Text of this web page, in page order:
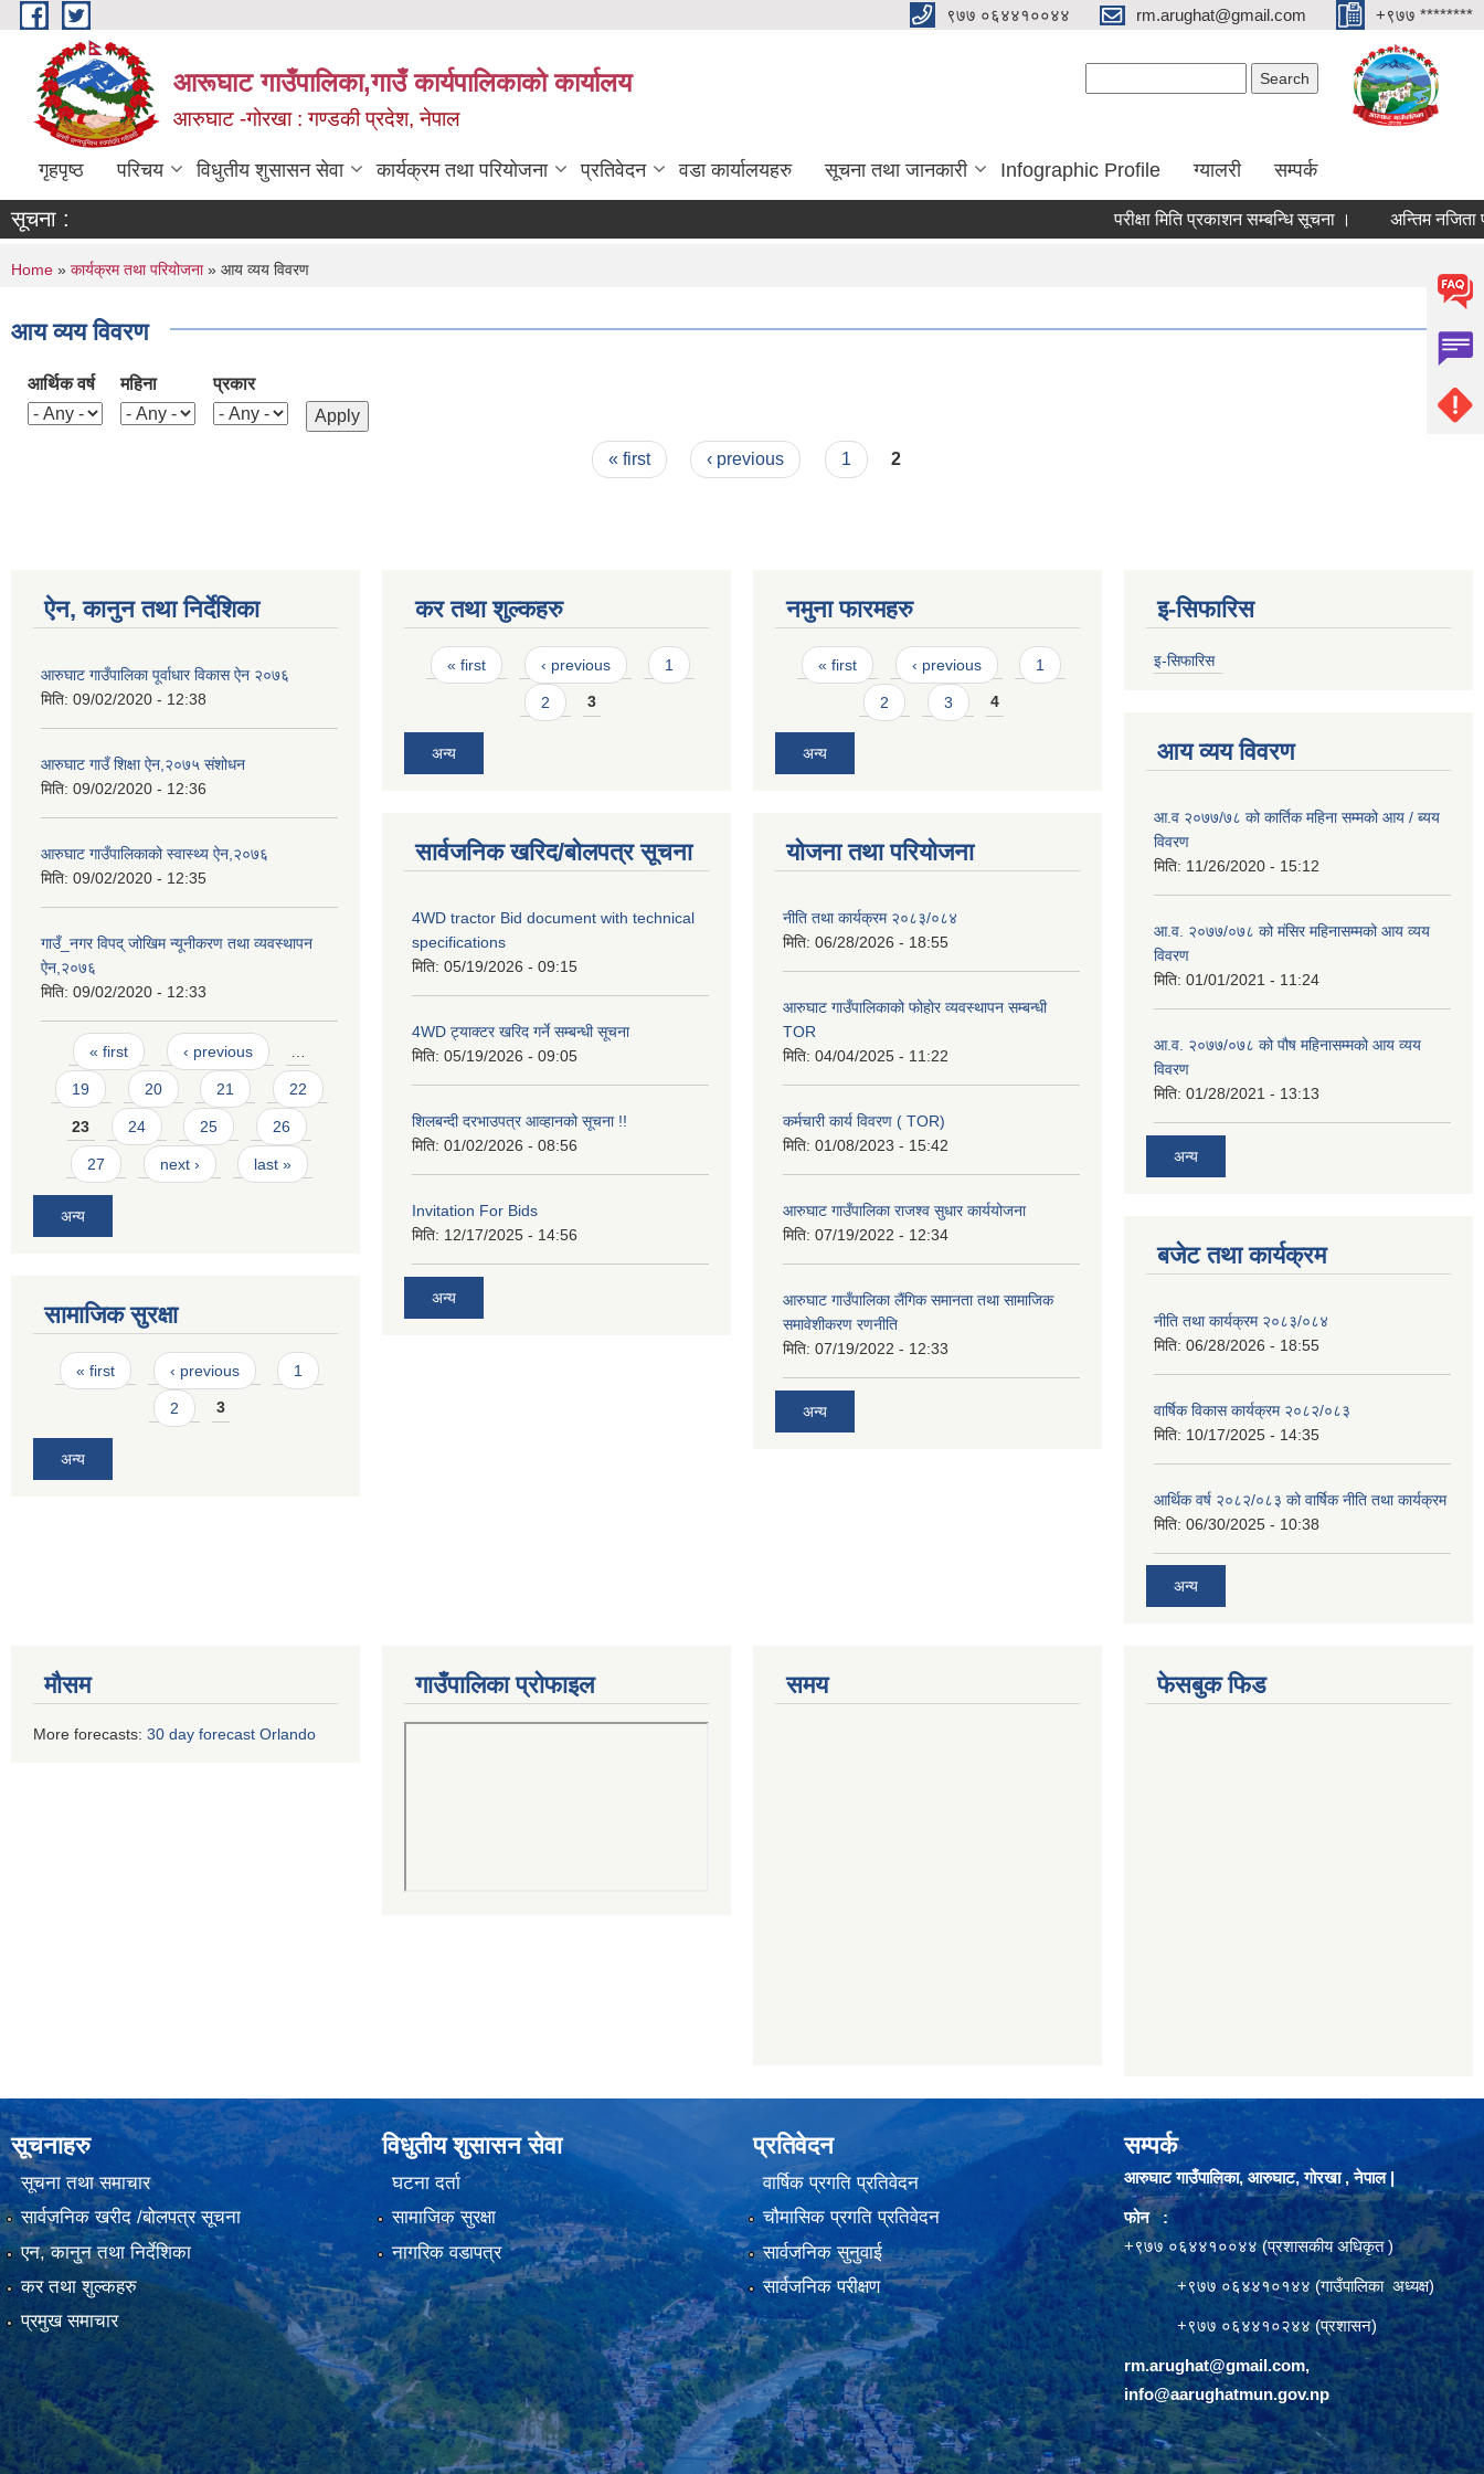
Skip to main content ९७७ ०६४४१००४४ rm.arughat@gmail.com +९७७ ********
आरूघाट गाउँपालिका,गाउँ कार्यपालिकाको कार्यालय
आरुघाट -गोरखा : गण्डकी प्रदेश, नेपाल
गृहपृष्ठ परिचय विधुतीय शुसासन सेवा कार्यक्रम तथा परियोजना प्रतिवेदन वडा कार्यालयहरु सूचना तथा जानकारी Infographic Profile ग्यालरी सम्पर्क
सूचना : परीक्षा मिति प्रकाशन सम्बन्धि सूचना । अन्तिम नजिता
You are here
Home » कार्यक्रम तथा परियोजना» आय व्यय विवरण
आय व्यय विवरण
आर्थिक वर्ष महिना प्रकार
« first ‹ previous 1 2
ऐन, कानुन तथा निर्देशिका
आरुघाट गाउँपालिका पूर्वाधार विकास ऐन २०७६
मिति: 09/02/2020 - 12:38
आरुघाट गाउँ शिक्षा ऐन,२०७५ संशोधन
मिति: 09/02/2020 - 12:36
आरुघाट गाउँपालिकाको स्वास्थ्य ऐन,२०७६
मिति: 09/02/2020 - 12:35
गाउँ_नगर विपद् जोखिम न्यूनीकरण तथा व्यवस्थापन
ऐन,२०७६
मिति: 09/02/2020 - 12:33
Pages
« first ‹ previous
19 20 21 22
23 24 25 26
27 next › last »
अन्य
सामाजिक सुरक्षा
Pages
« first ‹ previous 1
2 3
अन्य
कर तथा शुल्कहरु
Pages
« first ‹ previous 1
2 3
अन्य
सार्वजनिक खरिद/बोलपत्र सूचना
4WD tractor Bid document with technical
specifications
मिति: 05/19/2026 - 09:15
4WD ट्याक्टर खरिद गर्ने सम्बन्धी सूचना
मिति: 05/19/2026 - 09:05
शिलबन्दी दरभाउपत्र आव्हानको सूचना !!
मिति: 01/02/2026 - 08:56
Invitation For Bids
मिति: 12/17/2025 - 14:56
अन्य
नमुना फारमहरु
Pages
« first ‹ previous 1
2 3 4
अन्य
योजना तथा परियोजना
नीति तथा कार्यक्रम २०८३/०८४
मिति: 06/28/2026 - 18:55
आरुघाट गाउँपालिकाको फोहोर व्यवस्थापन सम्बन्धी
TOR
मिति: 04/04/2025 - 11:22
कर्मचारी कार्य विवरण ( TOR)
मिति: 01/08/2023 - 15:42
आरुघाट गाउँपालिका राजश्व सुधार कार्ययोजना
मिति: 07/19/2022 - 12:34
आरुघाट गाउँपालिका लैंगिक समानता तथा सामाजिक
समावेशीकरण रणनीति
मिति: 07/19/2022 - 12:33
अन्य
इ-सिफारिस
इ-सिफारिस
आय व्यय विवरण
आ.व २०७७/७८ को कार्तिक महिना सम्मको आय / ब्यय
विवरण
मिति: 11/26/2020 - 15:12
आ.व. २०७७/०७८ को मंसिर महिनासम्मको आय व्यय
विवरण
मिति: 01/01/2021 - 11:24
आ.व. २०७७/०७८ को पौष महिनासम्मको आय व्यय
विवरण
मिति: 01/28/2021 - 13:13
अन्य
बजेट तथा कार्यक्रम
नीति तथा कार्यक्रम २०८३/०८४
मिति: 06/28/2026 - 18:55
वार्षिक विकास कार्यक्रम २०८२/०८३
मिति: 10/17/2025 - 14:35
आर्थिक वर्ष २०८२/०८३ को वार्षिक नीति तथा कार्यक्रम
मिति: 06/30/2025 - 10:38
अन्य
मौसम
More forecasts: 30 day forecast Orlando
गाउँपालिका प्रोफाइल समय फेसबुक फिड
सूचनाहरु
सूचना तथा समाचार
सार्वजनिक खरीद /बोलपत्र सूचना
एन, कानुन तथा निर्देशिका
कर तथा शुल्कहरु
प्रमुख समाचार
विधुतीय शुसासन सेवा
घटना दर्ता
सामाजिक सुरक्षा
नागरिक वडापत्र
प्रतिवेदन
वार्षिक प्रगति प्रतिवेदन
चौमासिक प्रगति प्रतिवेदन
सार्वजनिक सुनुवाई
सार्वजनिक परीक्षण
सम्पर्क
आरुघाट गाउँपालिका, आरुघाट, गोरखा , नेपाल |
फोन :
+९७७ ०६४४१००४४ (प्रशासकीय अधिकृत )
+९७७ ०६४४१०१४४ (गाउँपालिका अध्यक्ष)
+९७७ ०६४४१०२४४ (प्रशासन)
rm.arughat@gmail.com,
info@aarughatmun.gov.np